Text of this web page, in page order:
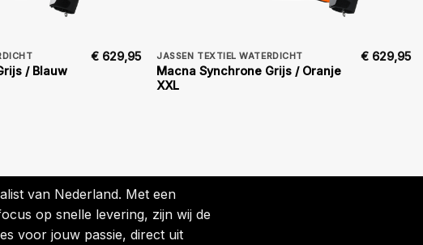
/ Blauw
€629,95 JASSEN TEXTIEL WATERDICHT
Macna Synchrone Grijs / Oranje
XXL
€ 629,95
van Nederland. Met een
op snelle levering, zijn wij de
voor jouw passie, direct uit